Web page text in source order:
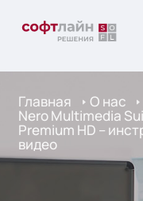
Главная О нас
Nero Multimedia
Premium HD –
видео